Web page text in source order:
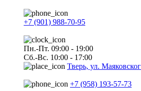
+7 (901) 988-70-95
Пн.-Пт. 09:00 - 19:00
Сб.-Вс. 10:00 - 17:00
Тверь, ул.
+7 (958) 193-57-73